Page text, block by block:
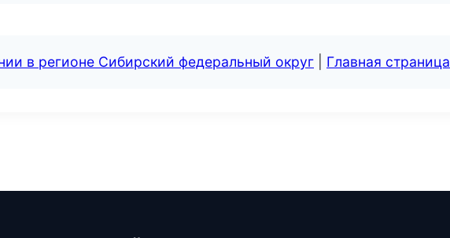
в регионе Сибирский федеральный округ Главная страница